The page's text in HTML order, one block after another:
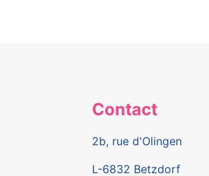
Contact
2b, rue d'Olingen
L-6832 Betzdorf